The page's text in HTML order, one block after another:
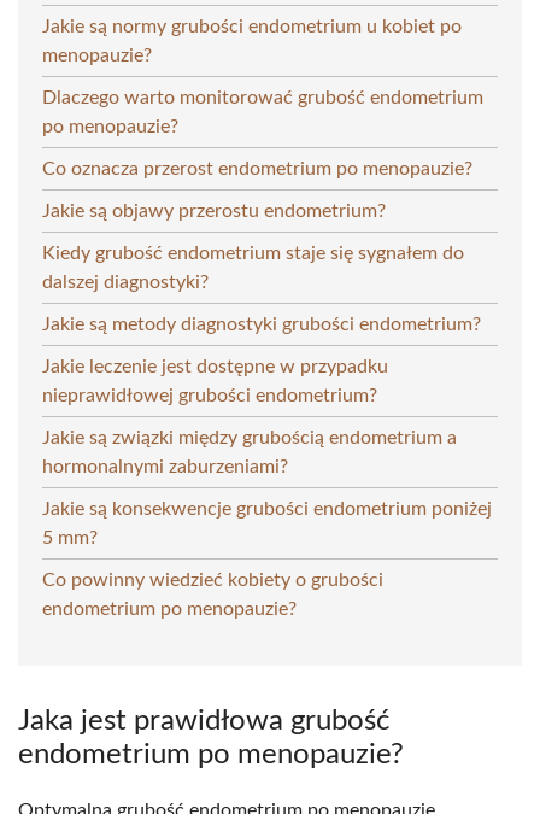
Jakie są normy grubości endometrium u kobiet po
menopauzie?
Dlaczego warto monitorować grubość endometrium
po menopauzie?
Co oznacza przerost endometrium po menopauzie?
Jakie są objawy przerostu endometrium?
Kiedy grubość endometrium staje się sygnałem do
dalszej diagnostyki?
Jakie są metody diagnostyki grubości endometrium?
Jakie leczenie jest dostępne w przypadku
nieprawidłowej grubości endometrium?
Jakie są związki między grubością endometrium a
hormonalnymi zaburzeniami?
Jakie są konsekwencje grubości endometrium poniżej
5 mm?
Co powinny wiedzieć kobiety o grubości
endometrium po menopauzie?
Jaka jest prawidłowa grubość
endometrium po menopauzie?